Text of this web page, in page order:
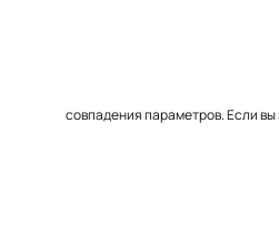
совпадения параметров. Если вы